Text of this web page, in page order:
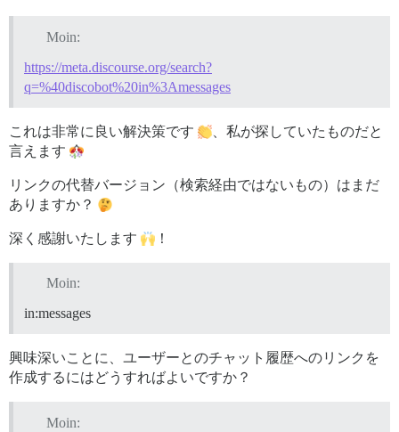
Moin:
https://meta.discourse.org/search?
q=%40discobot%20in%3Amessages
これは非常に良い解決策です
、私が探していたものだと
言えます
リンクの代替バージョン（検索経由ではないもの）はまだ
ありますか？
深く感謝いたします ！
Moin:
in:messages
興味深いことに、ユーザーとのチャット履歴へのリンクを
作成するにはどうすればよいですか？
Moin: